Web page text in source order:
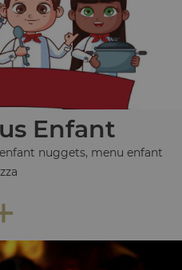
Enfant
nuggets, menu enfant